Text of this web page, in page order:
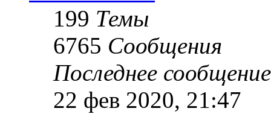
199 Темы
6765 Сообщения
Последнее сообщение
22 фев 2020, 21:47